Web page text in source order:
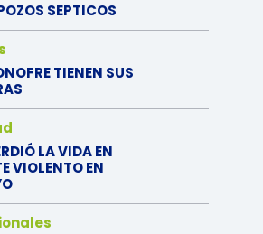
SEPTICOS
TIENEN SUS
LA VIDA EN
VIOLENTO EN